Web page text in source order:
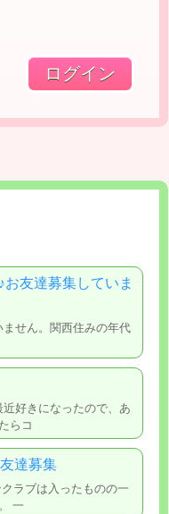
友達募集していま
せん。関西住みの年代
好きになったので、あ
らコ
達募集
ラブは入ったものの一
一